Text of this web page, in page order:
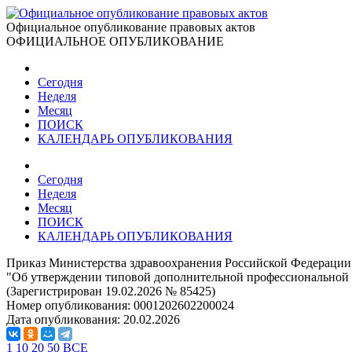
Официальное опубликование правовых актов
ОФИЦИАЛЬНОЕ ОПУБЛИКОВАНИЕ
Сегодня
Неделя
Месяц
ПОИСК
КАЛЕНДАРЬ ОПУБЛИКОВАНИЯ
Сегодня
Неделя
Месяц
ПОИСК
КАЛЕНДАРЬ ОПУБЛИКОВАНИЯ
Приказ Министерства здравоохранения Российской
"Об утверждении типовой дополнительной
(Зарегистрирован 19.02.2026 № 85425)
Номер опубликования: 0001202602200024
Дата опубликования: 20.02.2026
1 10 20 50 ВСЕ